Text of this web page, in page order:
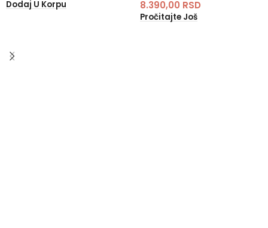
Dodaj U Korpu
8.390,00 RSD
Pročitajte Još